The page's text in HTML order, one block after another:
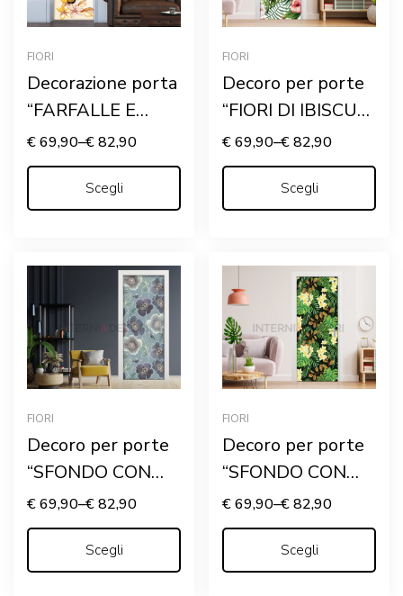
FIORI
Decorazione porta
“FARFALLE E
FIORI GIALLI”
€69,90–€82,90
Scegli
FIORI
Decoro per porte
“FIORI DI IBISCUS
VIOLA”
€69,90–€82,90
Scegli
FIORI
Decoro per porte
“SFONDO CON
FIORI STILIZZATI”
€69,90–€82,90
Scegli
FIORI
Decoro per porte
“SFONDO CON
PIANTE
TROPICALI”
€69,90–€82,90
Scegli